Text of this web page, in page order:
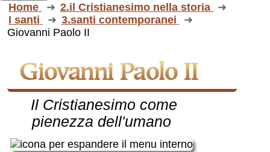
Home
2.il Cristianesimo nella storia
I santi
3.santi contemporanei
Giovanni Paolo II
Giovanni Paolo II
Il Cristianesimo come
pienezza dell'umano